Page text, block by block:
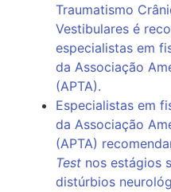
Traumatismo
Vestibulares é
especialistas em
da Associação
(APTA).
Especialistas em
da Associação
(APTA)
Test nos estágios
distúrbios